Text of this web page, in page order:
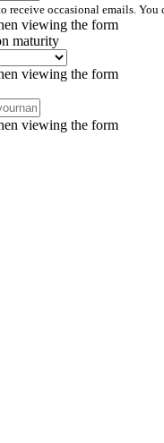
receive occasional emails.
viewing the form
maturity
viewing the form
viewing the form